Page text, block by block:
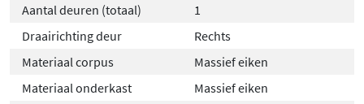
Aantal deuren (totaal)
1
Draairichting deur
Rechts
Materiaal corpus
Massief eiken
Materiaal onderkast
Massief eiken